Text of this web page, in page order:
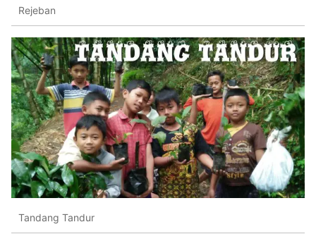
Rejeban
Tandang Tandur